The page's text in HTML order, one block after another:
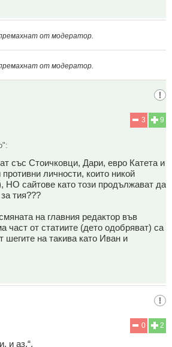
от модератор.
от модератор.
9
3
със Стоичковци, Дари, евро Катета и
личности, които никой
НО сайтове като този продължават да
тия???
на главния редактор във
част от статиите (дето одобряват) са
шегите на такива като Иван и
2
0
и аз.“,